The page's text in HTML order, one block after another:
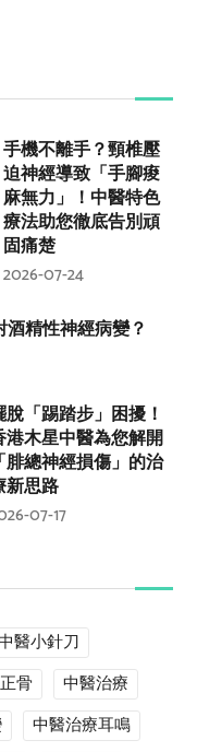
手機不離手？頸椎壓
迫神經導致「手腳痠
麻無力」！中醫特色
療法助您徹底告別頑
固痛楚
2026-07-24
精性神經病變？
脫「踢踏步」困擾！
港木星中醫為您解開
「腓總神經損傷」的治
新思路
07-17
醫小針刀
骨
中醫治療
中醫治療耳鳴